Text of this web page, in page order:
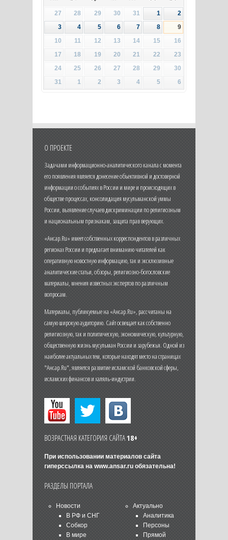
27 28 29 30 31 1
2
3
4 5 6 7 8
9
10
11 12 13 14 15
16
17
18 19 20 21 22
23
24
25 26 27 28 29
30
31
1 2 3 4 5 6
О ПРОЕКТЕ
Задачами информационно-аналитического канала с момента
его появления является донесение объективной и достоверной
информации о событиях в России и мире и происходящих в
обществе процессах, консолидация мусульманской уммы
России, выявление случаев дискриминации по религиозным
и национальным признакам, защита прав верующих.
«Ансар.Ru» имеет собственных корреспондентов в различных
регионах России и предлагает вниманию читателей как
оперативную новостную информацию, так и эксклюзивные
аналитические статьи, обзоры, религиозно-богословские
материалы, мнения известных экспертов по различным
вопросам.
Материалы, публикуемые на «Ансар.Ru», рассчитаны на
самую широкую аудиторию. Сайт освещает как собственно
религиозную, так и политическую, экономическую, культурную,
общественную жизнь мусульман России и зарубежья. Одной из
наиболее актуальных тем, которые находят место на страницах
"Ансар.Ru", является развитие исламской банковской сферы,
исламских финансов и халяль-индустрии.
ВОЗРАСТНАЯ КАТЕГОРИЯ САЙТА18+
При использовании материалов сайта
гиперссылка на www.ansar.ruобязательна!
РАЗДЕЛЫ ПОРТАЛА
Новости
В РФ и СНГ
Собкор
В мире
Актуально
Аналитика
Персоны
Прямой